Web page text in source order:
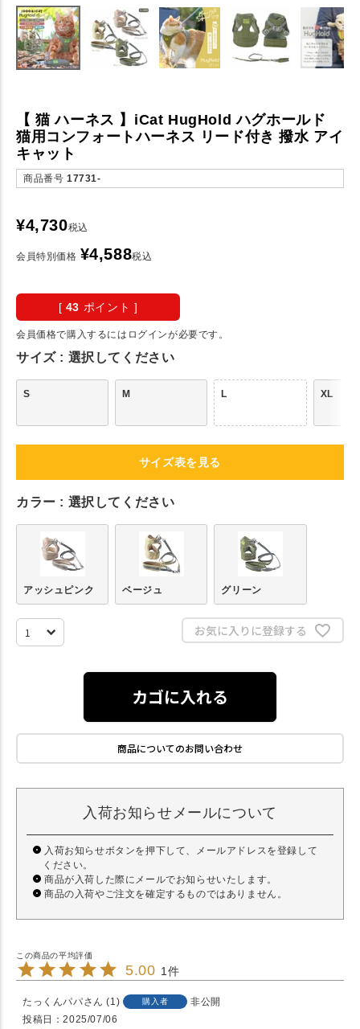
【 猫 ハーネス 】iCat HugHold ハグホールド
猫用コンフォートハーネス リード付き 撥水 アイ
キャット
商品番号 17731-
¥4,730税込
会員特別価格 ¥4,588税込
[ 43 ポイント ]
会員価格で購入するにはログインが必要です。
サイズ 選択してください
S M L XL
サイズ表を見る
カラー 選択してください
アッシュピンク ベージュ グリーン
お気に入りに登録する
カゴに入れる
商品についてのお問い合わせ
入荷お知らせメールについて
入荷お知らせボタンを押下して、メールアドレスを登録して
ください。
商品が入荷した際にメールでお知らせいたします。
商品の入荷やご注文を確定するものではありません。
5.00 1
たっくんパパ 1 購入者
非公開
投稿日
2025/07/06